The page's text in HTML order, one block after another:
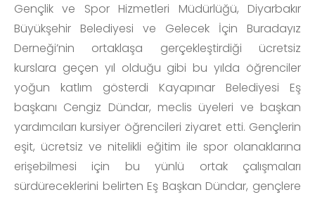
Gençlik ve Spor Hizmetleri Müdürlüğü, Diyarbakır
Büyükşehir Belediyesi ve Gelecek İçin Buradayız
Derneği’nin ortaklaşa gerçekleştirdiği ücretsiz
kurslara geçen yıl olduğu gibi bu yılda öğrenciler
yoğun katlım gösterdi Kayapınar Belediyesi Eş
başkanı Cengiz Dündar, meclis üyeleri ve başkan
yardımcıları kursiyer öğrencileri ziyaret etti. Gençlerin
eşit, ücretsiz ve nitelikli eğitim ile spor olanaklarına
erişebilmesi için bu yünlü ortak çalışmaları
sürdüreceklerini belirten Eş Başkan Dündar, gençlere